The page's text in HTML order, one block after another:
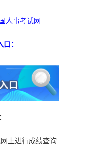
监理基本理论和相
）】 【近3年监理
题汇总（2023-202
目标控制》（土木
）】
土木建筑工程）真
人事考试网
：
上进行成绩查询